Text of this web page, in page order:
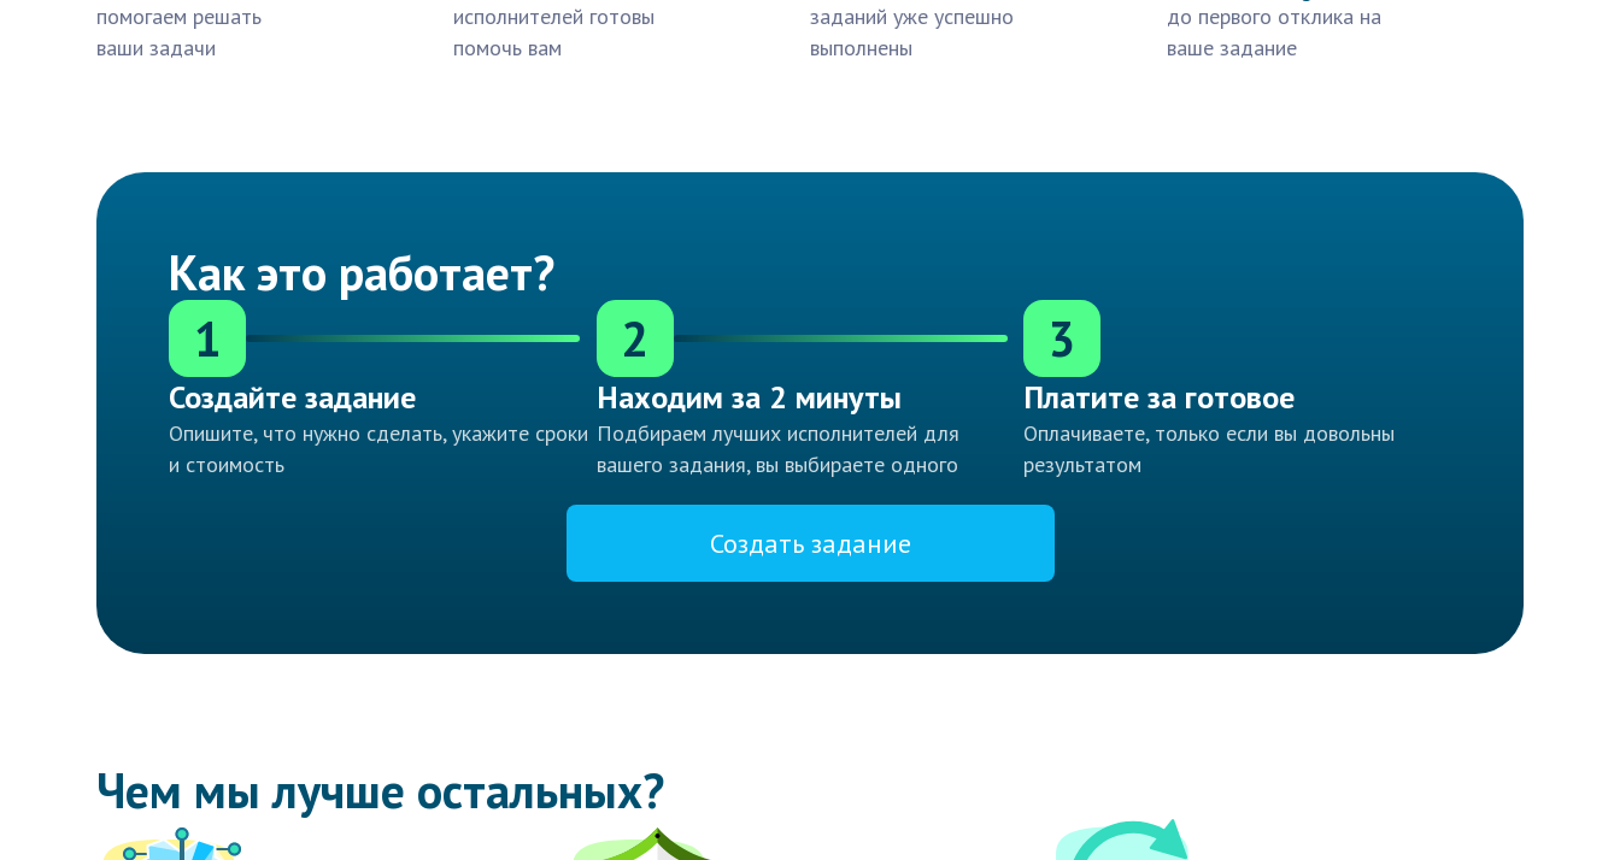
помогаем решать
ваши задачи
исполнителей готовы
помочь вам
заданий уже успешно
выполнены
до первого отклика на
ваше задание
Как это работает?
1
Создайте задание
Опишите, что нужно сделать, укажите сроки
и стоимость
2
Находим за 2 минуты
Подбираем лучших исполнителей для
вашего задания, вы выбираете одного
3
Платите за готовое
Оплачиваете, только если вы довольны
результатом
Создать задание
Чем мы лучше остальных?